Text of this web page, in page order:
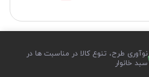
نوآوری طرح، تنوع کالا در مناسبت ها در
سبد خانوار